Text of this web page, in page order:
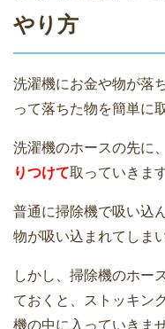
やり方
洗濯機にお金や物が落
って落ちた物を簡単に
洗濯機のホースの先に、
りつけて取っていきます
普通に掃除機で吸い込
物が吸い込まれてしま
しかし、掃除機のホー
ておくと、ストッキン
機の中に入っていきま